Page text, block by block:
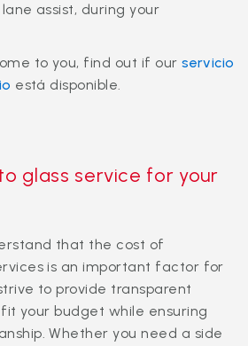
assist, during your
to you, find out if ourservicio
está disponible.
glass service for your
that the cost of
is an important factor for
to provide transparent
your budget while ensuring
Whether you need a side